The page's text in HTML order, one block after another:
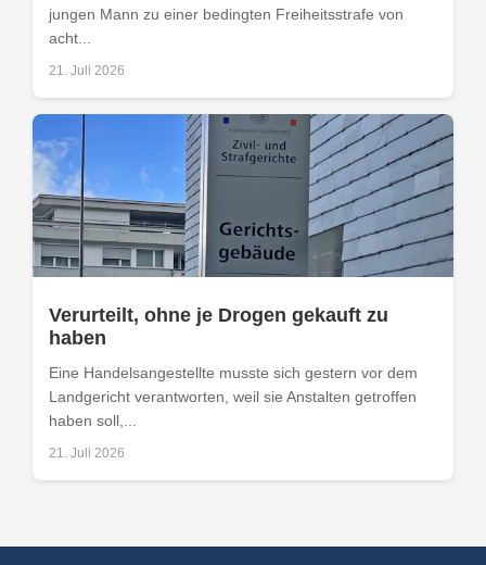
jungen Mann zu einer bedingten Freiheitsstrafe von
acht...
21. Juli 2026
Verurteilt, ohne je Drogen gekauft zu
haben
Eine Handelsangestellte musste sich gestern vor dem
Landgericht verantworten, weil sie Anstalten getroffen
haben soll,...
21. Juli 2026